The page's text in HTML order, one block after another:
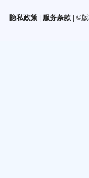
隐私政策| 服务条款| ©版